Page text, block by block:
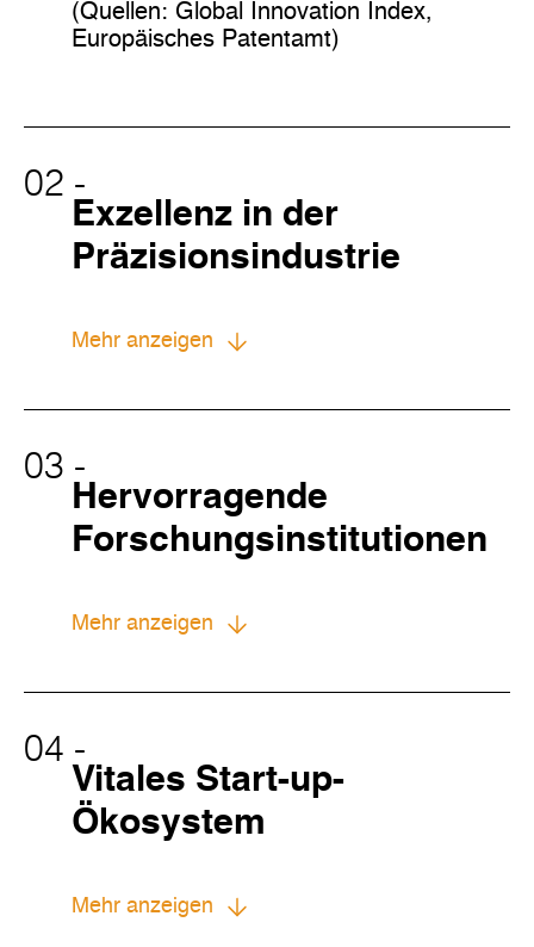
(Quellen: Global Innovation Index,
Europäisches Patentamt)
02 -
Exzellenz in der
Präzisionsindustrie
Mehr anzeigen
03 -
Hervorragende
Forschungsinstitutionen
Mehr anzeigen
04 -
Vitales Start-up-
Ökosystem
Mehr anzeigen